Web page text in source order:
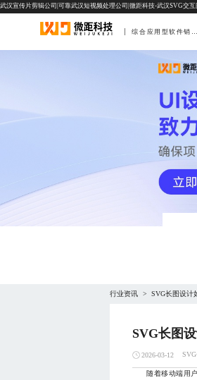
武汉宣传片剪辑公司|可靠武汉短视频处理公司|微距科技-武汉SVG交
综合应用型软件销售商
行业资讯 > SVG长图设计
SVG长图
2026-03-12
随着移动端用户